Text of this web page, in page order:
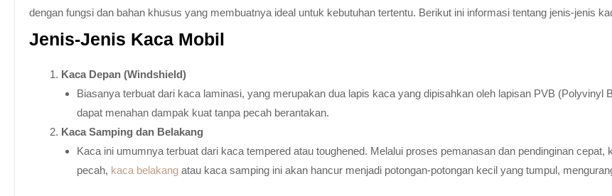
dengan fungsi dan bahan khusus yang membuatnya ideal untuk kebutuhan tertentu. Berikut ini informasi tentang jenis-jenis
Jenis-Jenis Kaca Mobil
Kaca Depan (Windshield)
Biasanya terbuat dari kaca laminasi, yang merupakan dua lapis kaca yang dipisahkan oleh lapisan PVB
dapat menahan dampak kuat tanpa pecah berantakan.
Kaca Samping dan Belakang
Kaca ini umumnya terbuat dari kaca tempered atau toughened. Melalui proses pemanasan dan pendinginan
pecah, kaca belakang atau kaca samping ini akan hancur menjadi potongan-potongan kecil yang tumpul,